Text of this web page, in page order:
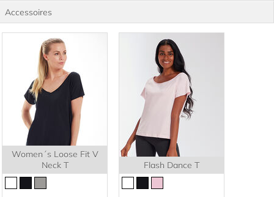
Accessoires
Women´s Loose Fit V
Neck T
Flash Dance T